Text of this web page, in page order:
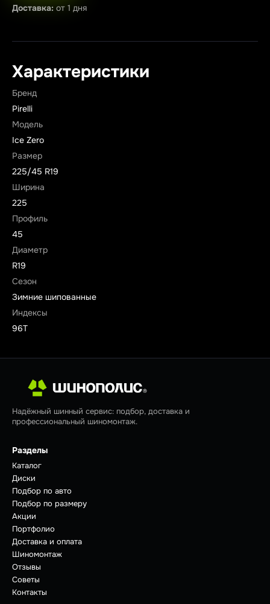
Доставка: от 1 дня
Характеристики
Бренд
Pirelli
Модель
Ice Zero
Размер
225/45 R19
Ширина
225
Профиль
45
Диаметр
R19
Сезон
Зимние шипованные
Индексы
96T
Надёжный шинный сервис: подбор, доставка и
профессиональный шиномонтаж.
Разделы
Каталог
Диски
Подбор по авто
Подбор по размеру
Акции
Портфолио
Доставка и оплата
Шиномонтаж
Отзывы
Советы
Контакты